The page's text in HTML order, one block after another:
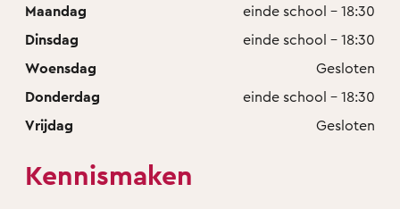
Maandag
einde school - 18:30
Dinsdag
einde school - 18:30
Woensdag
Gesloten
Donderdag
einde school - 18:30
Vrijdag
Gesloten
Kennismaken